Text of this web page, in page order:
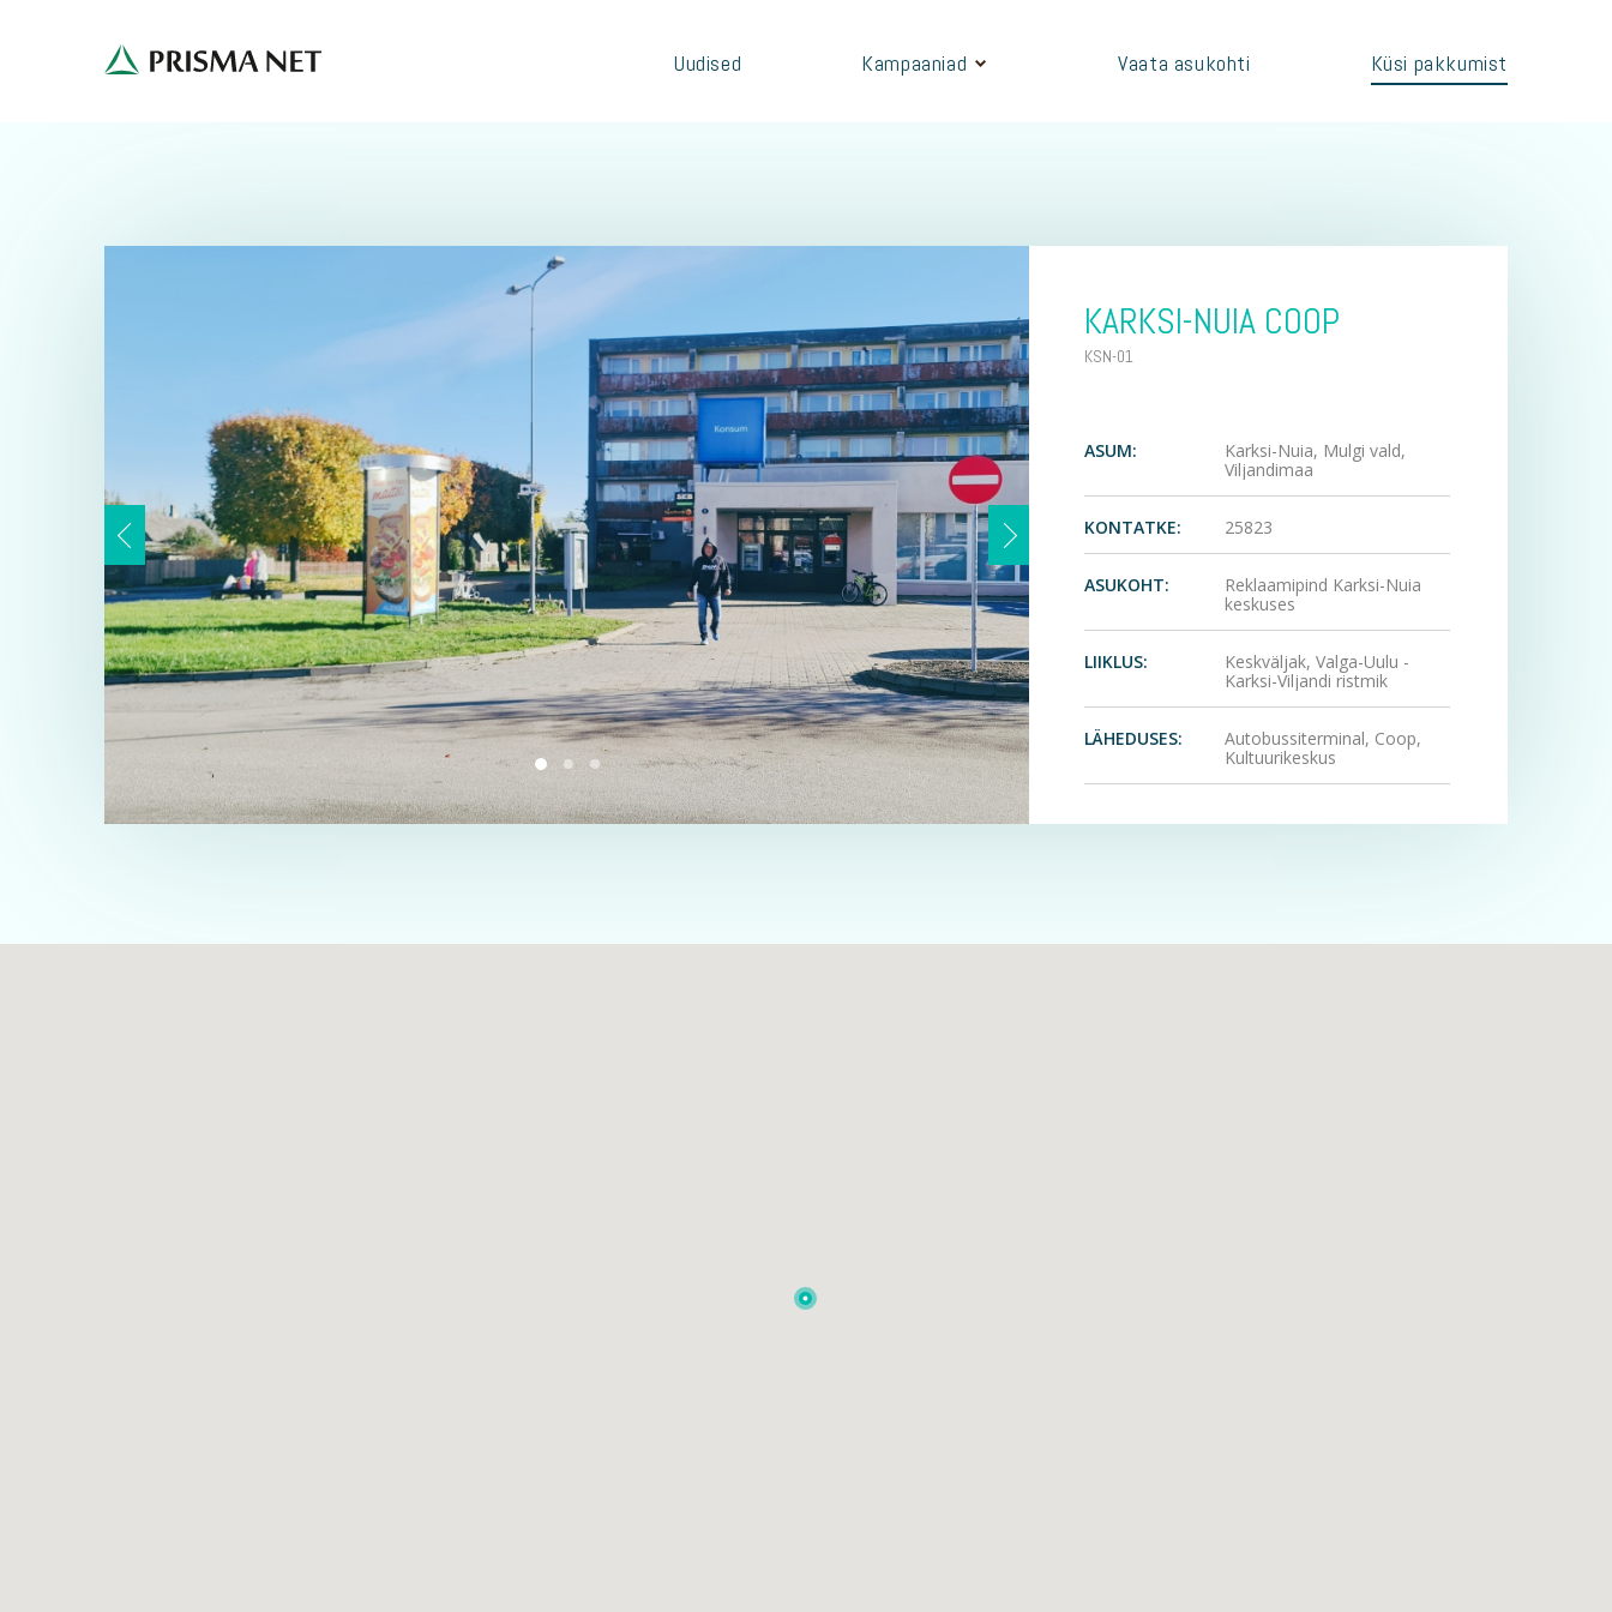
Uudised Kampaaniad Vaata asukohti Küsi pakkumist
KARKSI-NUIA COOP
KSN-01
ASUM:
Karksi-Nuia, Mulgi vald,
Viljandimaa
KONTATKE: 25823
ASUKOHT:
Reklaamipind Karksi-Nuia
keskuses
LIIKLUS:
Keskväljak, Valga-Uulu -
Karksi-Viljandi ristmik
LÄHEDUSES:
Autobussiterminal, Coop,
Kultuurikeskus